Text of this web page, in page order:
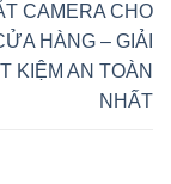
CAMERA CHO
HÀNG – GIẢI
KIỆM AN TOÀN
NHẤT